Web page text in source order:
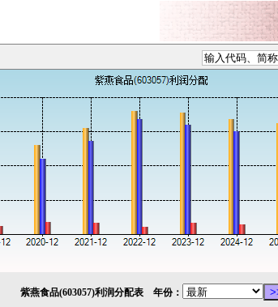
紫燕食品(603057)利润分配表 年份：